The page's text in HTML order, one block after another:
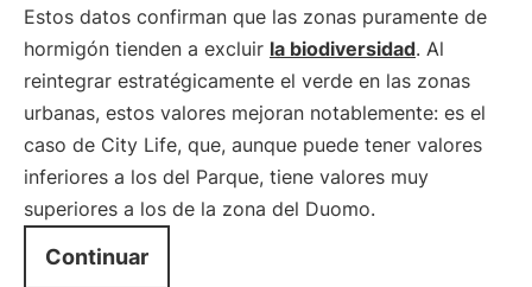
Estos datos confirman que las zonas puramente de
hormigón tienden a excluir la biodiversidad. Al
reintegrar estratégicamente el verde en las zonas
urbanas, estos valores mejoran notablemente: es el
caso de City Life, que, aunque puede tener valores
inferiores a los del Parque, tiene valores muy
superiores a los de la zona del Duomo.
Continuar